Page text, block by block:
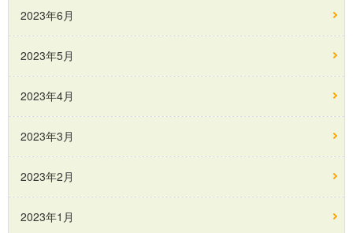
2023年6月
2023年5月
2023年4月
2023年3月
2023年2月
2023年1月